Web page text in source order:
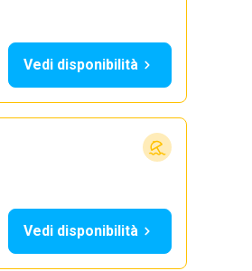
Vedi disponibilità
Vedi disponibilità